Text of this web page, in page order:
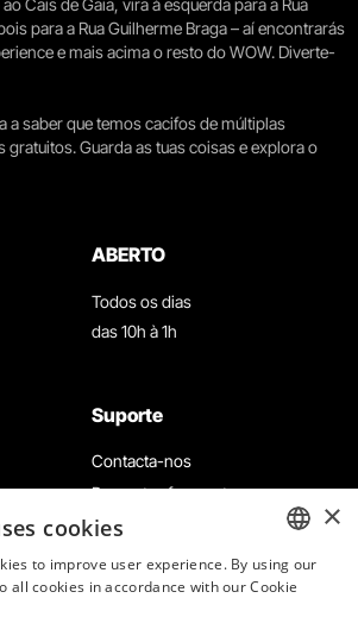
Cais de Gaia, vira à esquerda para a Rua
para a Rua Guilherme Braga – aí encontrarás
e mais acima o resto do WOW. Diverte-
a saber que temos cacifos de múltiplas
gratuitos. Guarda as tuas coisas e explora o
ABERTO
Todos os dias
das 10h à 1h
Suporte
Contacta-nos
Perguntas frequentes
Termos e Condições
Política de privacidade e cookies
Trabalha connosco
ENGLISH
×
cookies
to improve user experience. By using our
all cookies in accordance with our Cookie